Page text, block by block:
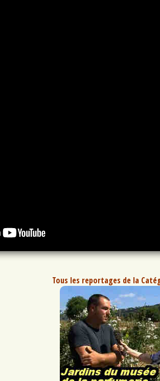
Tous les reportages de la